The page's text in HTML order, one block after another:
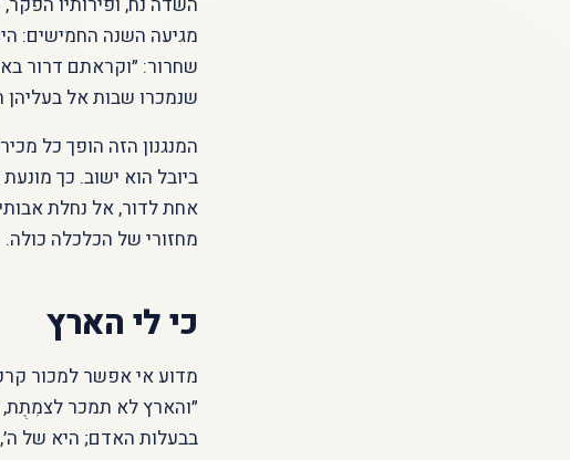
מגיעה השנה החמישים:
שחרור: ״וקראתם דרור
שנמכרו שבות אל בעליהן
המנגנון הזה הופך כל
ביובל הוא ישוב. כך
אחת לדור, אל נחלת
מחזורי של הכלכלה כולה.
כי לי הארץ
מדוע אי אפשר למכור
״והארץ לא תמכר לצמִתֻת,
בבעלות האדם; היא של